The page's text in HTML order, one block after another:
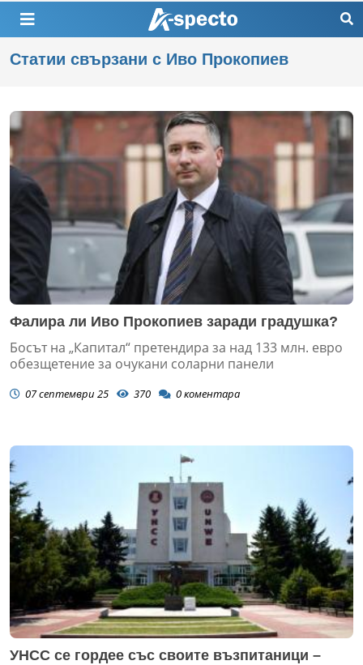
Статии свързани с Иво Прокопиев
Фалира ли Иво Прокопиев заради градушка?
Босът на „Капитал“ претендира за над 133 млн. евро
обезщетение за очукани соларни панели
07 септември 25 370 0коментара
УНСС се гордее със своите възпитаници –